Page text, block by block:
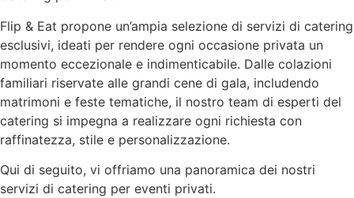
Flip & Eat propone un’ampia selezione di servizi di catering
esclusivi, ideati per rendere ogni occasione privata un
momento eccezionale e indimenticabile. Dalle colazioni
familiari riservate alle grandi cene di gala, includendo
matrimoni e feste tematiche, il nostro team di esperti del
catering si impegna a realizzare ogni richiesta con
raffinatezza, stile e personalizzazione.
Qui di seguito, vi offriamo una panoramica dei nostri
servizi di catering per eventi privati.